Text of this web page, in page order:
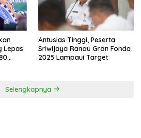
Lepas
Antusias Tinggi, Peserta
Sriwijaya Ranau Gran Fondo
2025 Lampaui Target
Selengkapnya